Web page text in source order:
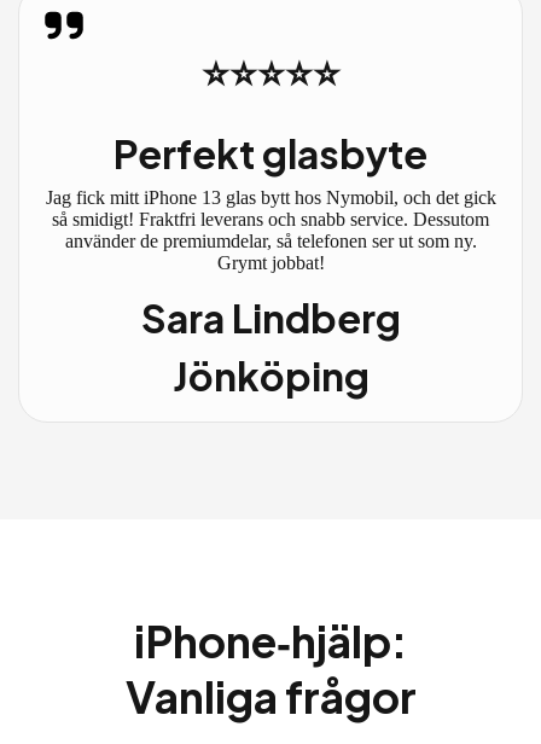
⭐⭐⭐⭐⭐
Perfekt glasbyte
Jag fick mitt iPhone 13 glas bytt hos Nymobil, och det gick
så smidigt! Fraktfri leverans och snabb service. Dessutom
använder de premiumdelar, så telefonen ser ut som ny.
Grymt jobbat!
Sara Lindberg
Jönköping
iPhone‑hjälp:
Vanliga frågor